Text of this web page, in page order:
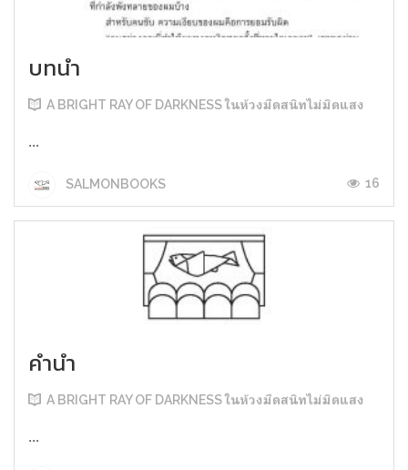
บทนำ
A BRIGHT RAY OF DARKNESS ในห้วงมืดสนิทไม่มิดแสง
...
SALMONBOOKS 16
คำนำ
A BRIGHT RAY OF DARKNESS ในห้วงมืดสนิทไม่มิดแสง
...